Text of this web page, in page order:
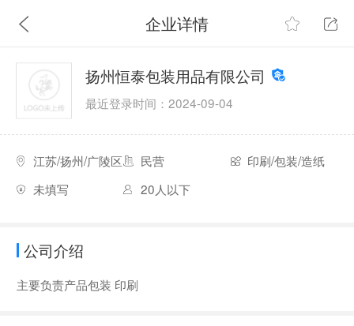
企业详情
扬州恒泰包装用品有限公司
最近登录时间：2024-09-04
江苏/扬州/广陵区 民营
印刷/包装/造纸
未填写
20人以下
公司介绍
主要负责产品包装 印刷